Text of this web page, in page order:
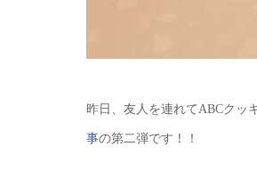
昨日、友人を連れてABCクッ
事の第二弾です！！